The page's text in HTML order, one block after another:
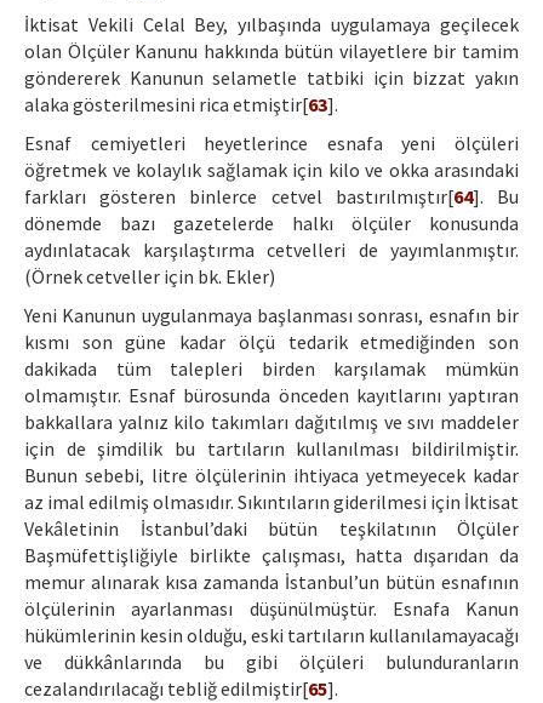
İktisat Vekili Celal Bey, yılbaşında uygulamaya geçilecek
olan Ölçüler Kanunu hakkında bütün vilayetlere bir tamim
göndererek Kanunun selametle tatbiki için bizzat yakın
alaka gösterilmesini rica etmiştir[63].
Esnaf cemiyetleri heyetlerince esnafa yeni ölçüleri
öğretmek ve kolaylık sağlamak için kilo ve okka arasındaki
farkları gösteren binlerce cetvel bastırılmıştır[64]. Bu
dönemde bazı gazetelerde halkı ölçüler konusunda
aydınlatacak karşılaştırma cetvelleri de yayımlanmıştır.
(Örnek cetveller için bk. Ekler)
Yeni Kanunun uygulanmaya başlanması sonrası, esnafın bir
kısmı son güne kadar ölçü tedarik etmediğinden son
dakikada tüm talepleri birden karşılamak mümkün
olmamıştır. Esnaf bürosunda önceden kayıtlarını yaptıran
bakkallara yalnız kilo takımları dağıtılmış ve sıvı maddeler
için de şimdilik bu tartıların kullanılması bildirilmiştir.
Bunun sebebi, litre ölçülerinin ihtiyaca yetmeyecek kadar
az imal edilmiş olmasıdır. Sıkıntıların giderilmesi için İktisat
Vekâletinin İstanbul’daki bütün teşkilatının Ölçüler
Başmüfettişliğiyle birlikte çalışması, hatta dışarıdan da
memur alınarak kısa zamanda İstanbul’un bütün esnafının
ölçülerinin ayarlanması düşünülmüştür. Esnafa Kanun
hükümlerinin kesin olduğu, eski tartıların kullanılamayacağı
ve dükkânlarında bu gibi ölçüleri bulunduranların
cezalandırılacağı tebliğ edilmiştir[65].